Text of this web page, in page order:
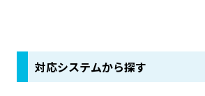
対応システムから探す